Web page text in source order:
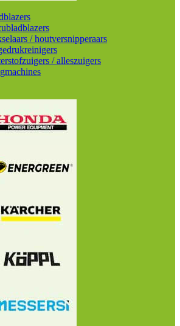
/ houtversnipperaars
/ alleszuigers